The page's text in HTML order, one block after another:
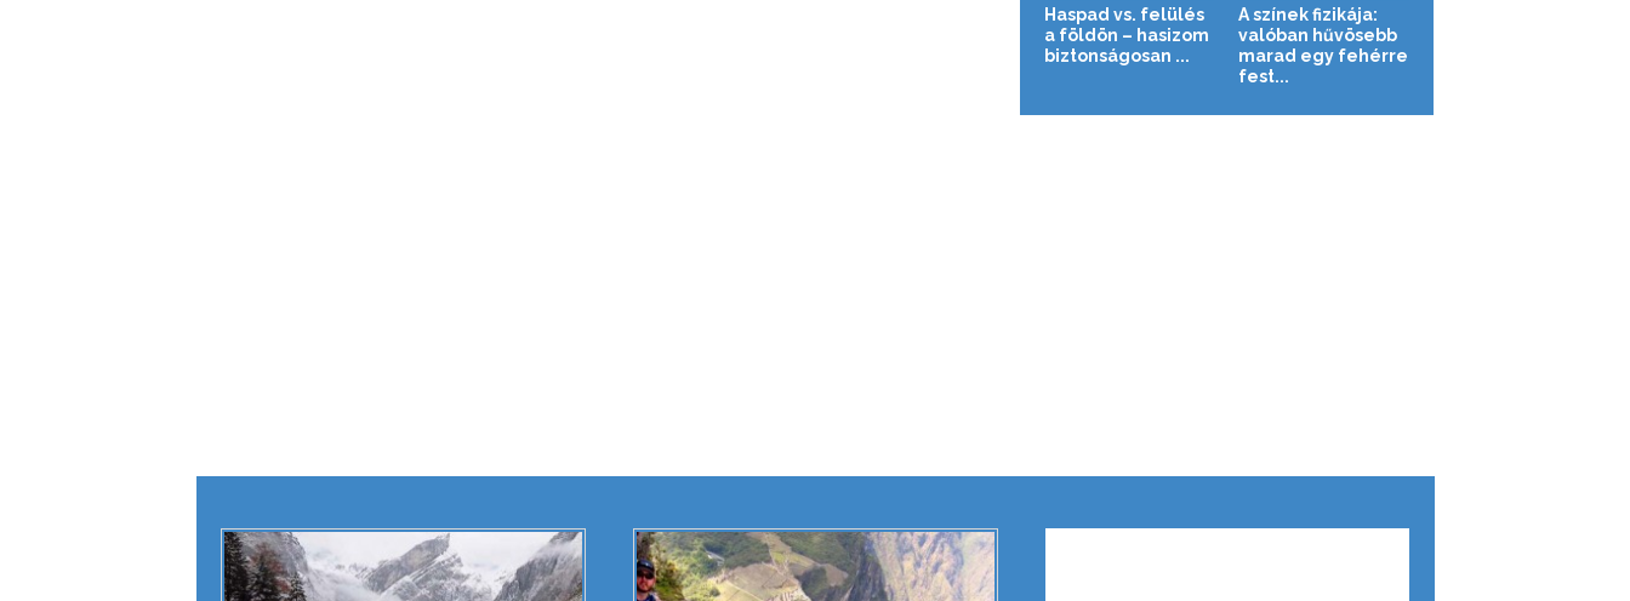
Haspad vs. felülés
a földön – hasizom
biztonságosan ...
A színek fizikája:
valóban hűvösebb
marad egy fehérre
fest...